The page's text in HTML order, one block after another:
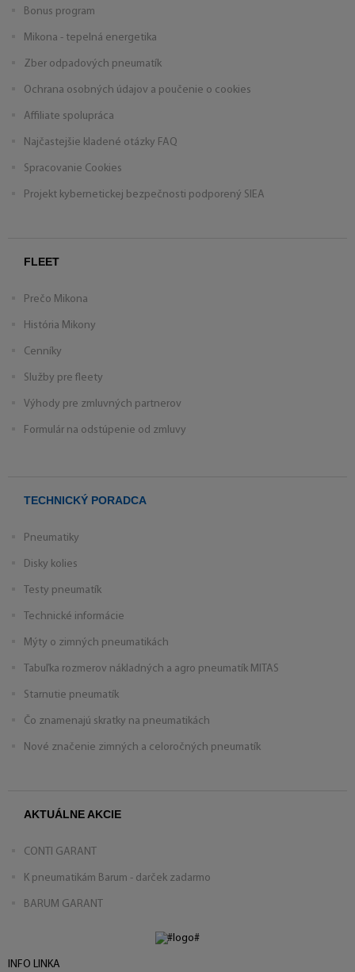
Bonus program
Mikona - tepelná energetika
Zber odpadových pneumatík
Ochrana osobných údajov a poučenie o cookies
Affiliate spolupráca
Najčastejšie kladené otázky FAQ
Spracovanie Cookies
Projekt kybernetickej bezpečnosti podporený SIEA
FLEET
Prečo Mikona
História Mikony
Cenníky
Služby pre fleety
Výhody pre zmluvných partnerov
Formulár na odstúpenie od zmluvy
TECHNICKÝ PORADCA
Pneumatiky
Disky kolies
Testy pneumatík
Technické informácie
Mýty o zimných pneumatikách
Tabuľka rozmerov nákladných a agro pneumatík MITAS
Starnutie pneumatík
Čo znamenajú skratky na pneumatikách
Nové značenie zimných a celoročných pneumatík
AKTUÁLNE AKCIE
CONTI GARANT
K pneumatikám Barum - darček zadarmo
BARUM GARANT
INFO LINKA